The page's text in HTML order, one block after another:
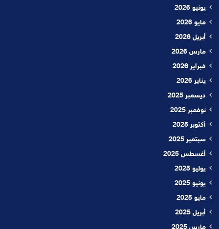
يونيو 2026
مايو 2026
أبريل 2026
مارس 2026
فبراير 2026
يناير 2026
ديسمبر 2025
نوفمبر 2025
أكتوبر 2025
سبتمبر 2025
أغسطس 2025
يوليو 2025
يونيو 2025
مايو 2025
أبريل 2025